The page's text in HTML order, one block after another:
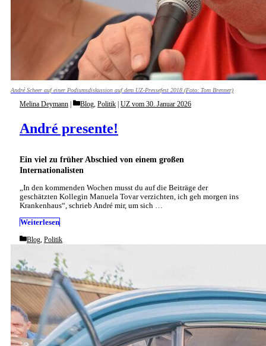
André Scheer auf einer Podiumsdiskussion auf dem UZ-Pressefest 2018 (Foto: Tom Brenner)
Ein viel zu früher Abschied von einem großen
Internationalisten
André presente!
Melina Deymann Categories
Blog, Politik UZ vom 30. Januar 2026
„In den kommenden Wochen musst du auf die Beiträge der
geschätzten Kollegin Manuela Tovar verzichten, ich geh morgen ins
Krankenhaus“, schrieb André mir, um sich …
Weiterlesen
Categories
Blog Politik